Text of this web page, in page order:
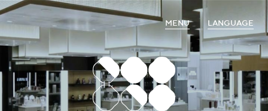
MENU LANGUAGE